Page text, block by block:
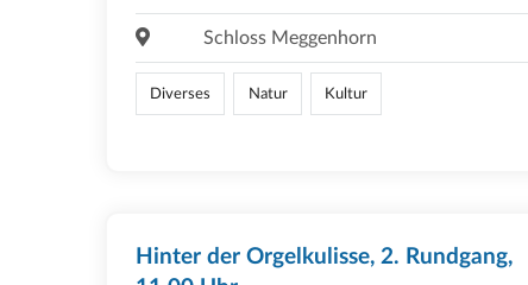
Schloss Meggenhorn
Diverses Natur Kultur
Hinter der Orgelkulisse, 2. Rundgang,